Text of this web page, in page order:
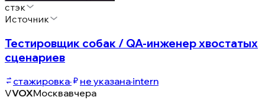
стэк
Источник
Тестировщик собак / QA-инженер хвостатых
сценариев
стажировка· не указана·intern
VVOXМосквавчера